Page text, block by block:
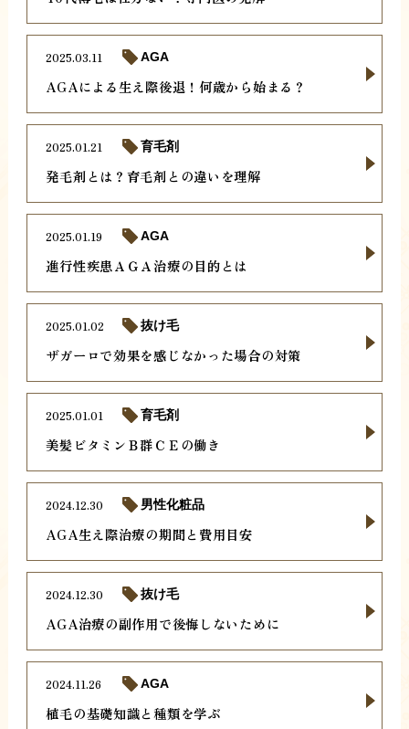
AGAによる生え際後退！何歳から始まる？
2025.03.11 AGA
発毛剤とは？育毛剤との違いを理解
2025.01.21 育毛剤
進行性疾患ＡＧＡ治療の目的とは
2025.01.19 AGA
ザガーロで効果を感じなかった場合の対策
2025.01.02 抜け毛
美髪ビタミンＢ群ＣＥの働き
2025.01.01 育毛剤
AGA生え際治療の期間と費用目安
2024.12.30 男性化粧品
AGA治療の副作用で後悔しないために
2024.12.30 抜け毛
植毛の基礎知識と種類を学ぶ
2024.11.26 AGA